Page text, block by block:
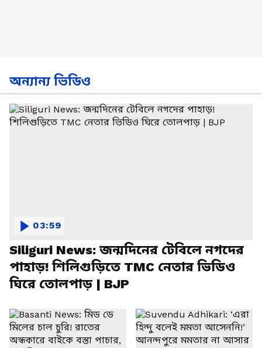
অন্যান্য ভিডিও
Siliguri News: জন্মদিনের টেবিলে নগদের
পাহাড়! শিলিগুড়িতে TMC নেতার ভিডিও
ঘিরে তোলপাড় | BJP
03:59